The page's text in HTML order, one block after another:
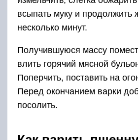
всыпать муку и продолжить
несколько минут.
Получившуюся массу
влить горячий мясной
Поперчить, поставить на
Перед окончанием варки
посолить.